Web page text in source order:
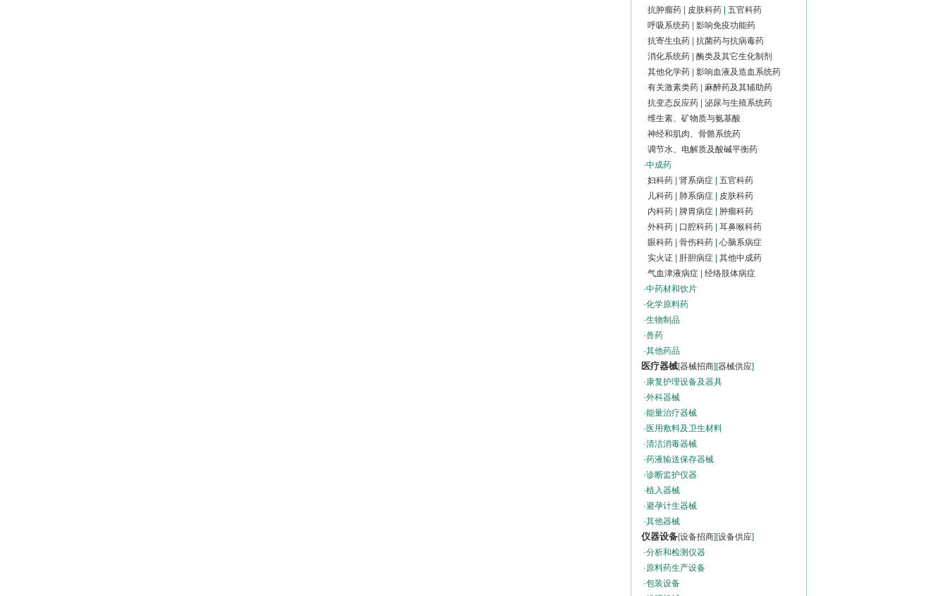
抗肿瘤药 | 皮肤科药 | 五官科药
呼吸系统药 | 影响免疫功能药
抗寄生虫药 | 抗菌药与抗病毒药
消化系统药 | 酶类及其它生化制剂
其他化学药 | 影响血液及造血系统药
有关激素类药 | 麻醉药及其辅助药
抗变态反应药 | 泌尿与生殖系统药
维生素、矿物质与氨基酸
神经和肌肉、骨骼系统药
调节水、电解质及酸碱平衡药
·中成药
妇科药 | 肾系病症 | 五官科药
儿科药 | 肺系病症 | 皮肤科药
内科药 | 脾胃病症 | 肿瘤科药
外科药 | 口腔科药 | 耳鼻喉科药
眼科药 | 骨伤科药 | 心脑系病症
实火证 | 肝胆病症 | 其他中成药
气血津液病症 | 经络肢体病症
·中药材和饮片
·化学原料药
·生物制品
·兽药
·其他药品
医疗器械[器械招商][器械供应]
·康复护理设备及器具
·外科器械
·能量治疗器械
·医用敷料及卫生材料
·清洁消毒器械
·药液输送保存器械
·诊断监护仪器
·植入器械
·避孕计生器械
·其他器械
仪器设备[设备招商][设备供应]
·分析和检测仪器
·原料药生产设备
·包装设备